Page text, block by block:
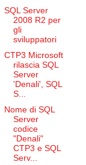
SQL Server
2008 R2 per
gli
sviluppatori
CTP3 Microsoft
rilascia SQL
Server
'Denali', SQL
S...
Nome di SQL
Server
codice
"Denali"
CTP3 e SQL
Serv...